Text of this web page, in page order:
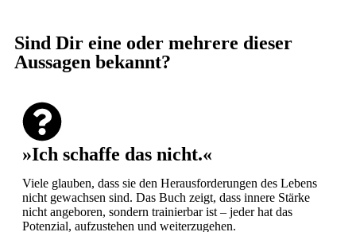
Sind Dir eine oder mehrere dieser
Aussagen bekannt?
»Ich schaffe das nicht.«
Viele glauben, dass sie den Herausforderungen des Lebens
nicht gewachsen sind. Das Buch zeigt, dass innere Stärke
nicht angeboren, sondern trainierbar ist – jeder hat das
Potenzial, aufzustehen und weiterzugehen.